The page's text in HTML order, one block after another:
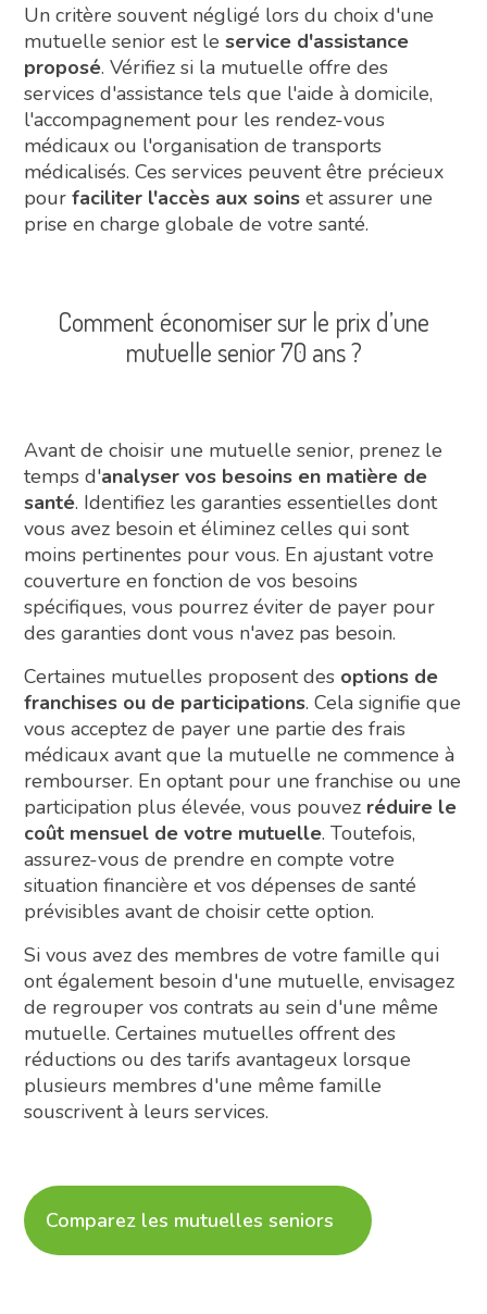
Un critère souvent négligé lors du choix d'une
mutuelle senior est leservice d'assistance
proposé. Vérifiez si la mutuelle offre des
services d'assistance tels que l'aide à domicile,
l'accompagnement pour les rendez-vous
médicaux ou l'organisation de transports
médicalisés. Ces services peuvent être précieux
pourfaciliter l'accès aux soins et assurer une
prise en charge globale de votre santé.
Comment économiser sur le prix d’une
mutuelle senior 70 ans ?
Avant de choisir une mutuelle senior, prenez le
temps d'analyser vos besoins en matière de
santé. Identifiez les garanties essentielles dont
vous avez besoin et éliminez celles qui sont
moins pertinentes pour vous. En ajustant votre
couverture en fonction de vos besoins
spécifiques, vous pourrez éviter de payer pour
des garanties dont vous n'avez pas besoin.
Certaines mutuelles proposent des options de
franchises ou de participations. Cela signifie que
vous acceptez de payer une partie des frais
médicaux avant que la mutuelle ne commence à
rembourser. En optant pour une franchise ou une
participation plus élevée, vous pouvez réduire le
coût mensuel de votre mutuelle. Toutefois,
assurez-vous de prendre en compte votre
situation financière et vos dépenses de santé
prévisibles avant de choisir cette option.
Si vous avez des membres de votre famille qui
ont également besoin d'une mutuelle, envisagez
de regrouper vos contrats au sein d'une même
mutuelle. Certaines mutuelles offrent des
réductions ou des tarifs avantageux lorsque
plusieurs membres d'une même famille
souscrivent à leurs services.
Comparez les mutuelles seniors